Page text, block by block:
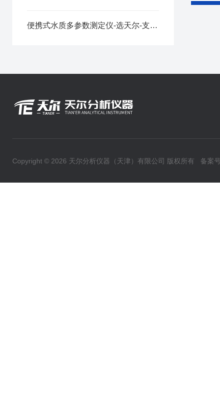
便携式水质多参数测定仪-选天尔-支持定制
Copyright © 2026 天尔分析仪器（天津）有限公司 版权所有 备案